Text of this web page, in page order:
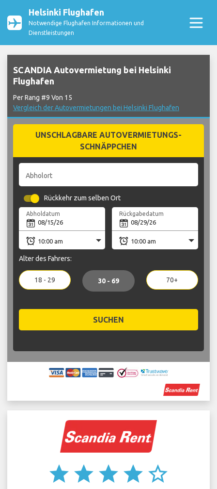
Helsinki Flughafen
Notwendige Flughafen Informationen und
Dienstleistungen
SCANDIA Autovermietung bei Helsinki
Flughafen
Per Rang #9 Von 15
Vergleich der Autovermietungen bei Helsinki Flughafen
UNSCHLAGBARE AUTOVERMIETUNGS-
SCHNÄPPCHEN
Abholort
Rückkehr zum selben Ort
Abholdatum Rückgabedatum
Alter des Fahrers:
18 - 29 30 - 69 70+
SUCHEN
star star star star star_border